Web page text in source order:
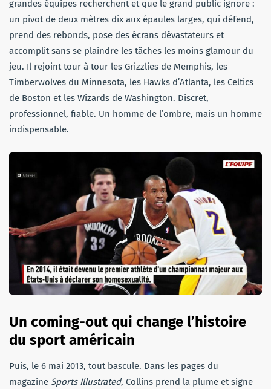
grandes équipes recherchent et que le grand public ignore :
un pivot de deux mètres dix aux épaules larges, qui défend,
prend des rebonds, pose des écrans dévastateurs et
accomplit sans se plaindre les tâches les moins glamour du
jeu. Il rejoint tour à tour les Grizzlies de Memphis, les
Timberwolves du Minnesota, les Hawks d’Atlanta, les Celtics
de Boston et les Wizards de Washington. Discret,
professionnel, fiable. Un homme de l’ombre, mais un homme
indispensable.
Un coming-out qui change l’histoire
du sport américain
Puis, le 6 mai 2013, tout bascule. Dans les pages du
magazine Sports Illustrated, Collins prend la plume et signe